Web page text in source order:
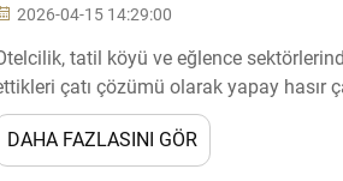
2026-04-15 14:29:00
tatil köyü ve eğlence
çatı çözümü olarak yapay hasır
yanı sıra ...
DAHA FAZLASINI GÖR